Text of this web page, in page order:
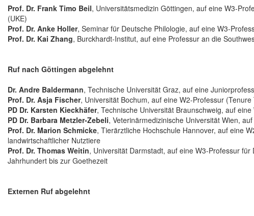
Prof. Dr. Frank Timo Beil, Universitätsmedizin Göttingen, auf eine W3-
(UKE)
Prof. Dr. Anke Holler, Seminar für Deutsche Philologie, auf eine W3-
Prof. Dr. Kai Zhang, Burckhardt-Institut, auf eine Professur an die
Ruf nach Göttingen abgelehnt
Dr. Andre Baldermann, Technische Universität Graz, auf eine
Prof. Dr. Asja Fischer, Universität Bochum, auf eine W2-Professur
PD Dr. Karsten Kieckhäfer, Technische Universität Braunschweig, auf
PD Dr. Barbara Metzler-Zebeli, Veterinärmedizinische Universität Wien,
Prof. Dr. Marion Schmicke, Tierärztliche Hochschule Hannover, auf eine
landwirtschaftlicher Nutztiere
Prof. Dr. Thomas Weitin, Universität Darmstadt, auf eine W3-Professur
Jahrhundert bis zur Goethezeit
Externen Ruf abgelehnt